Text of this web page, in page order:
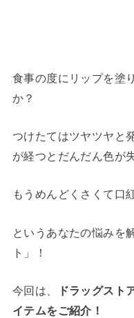
食事の度にリップを塗
か？
つけたてはツヤツヤと
が経つとだんだん色が
もうめんどくさくて口
というあなたの悩みを
ト」！
今回は、
ドラッグスト
イテムをご紹介！